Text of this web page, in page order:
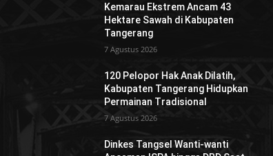
Kemarau Ekstrem Ancam 43
Hektare Sawah di Kabupaten
Tangerang
7 Agustus 2026
120 Pelopor Hak Anak Dilatih,
Kabupaten Tangerang Hidupkan
Permainan Tradisional
7 Agustus 2026
Dinkes Tangsel Wanti-wanti